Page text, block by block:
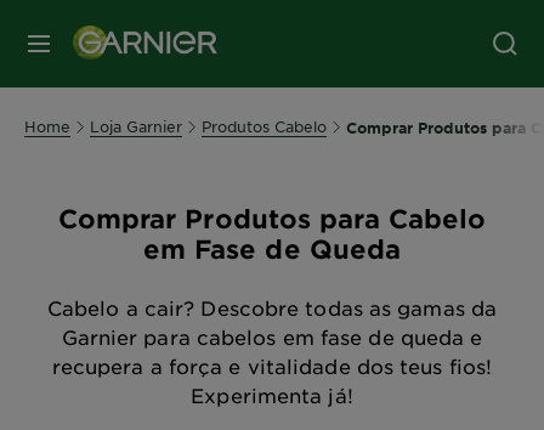
MENU
Home Loja Garnier Produtos Cabelo Comprar Produtos para
Comprar Produtos para Cabelo
em Fase de Queda
Cabelo a cair? Descobre todas as gamas da
Garnier para cabelos em fase de queda e
recupera a força e vitalidade dos teus fios!
Experimenta já!